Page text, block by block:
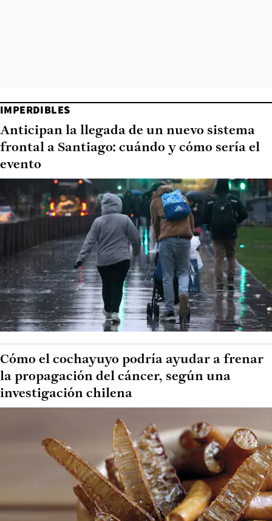
IMPERDIBLES
Anticipan la llegada de un nuevo sistema
frontal a Santiago: cuándo y cómo sería el
evento
Cómo el cochayuyo podría ayudar a frenar
la propagación del cáncer, según una
investigación chilena